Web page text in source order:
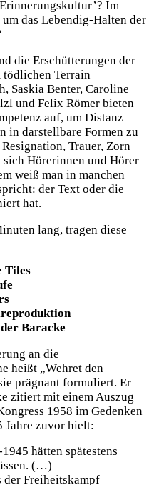
Im
das Lebendig-Halten der
die Erschütterungen der
Terrain
Saskia Benter, Caroline
und Felix Römer bieten
auf, um Distanz
in darstellbare Formen zu
Trauer, Zorn
Hörerinnen und Hörer
weiß man in manchen
der Text oder die
hat.
lang, tragen diese
Tiles
Baracke
an die
heißt „Wehret den
prägnant formuliert. Er
zitiert mit einem Auszug
1958 im Gedenken
Jahre zuvor hielt:
hätten spätestens
(…)
Freiheitskampf